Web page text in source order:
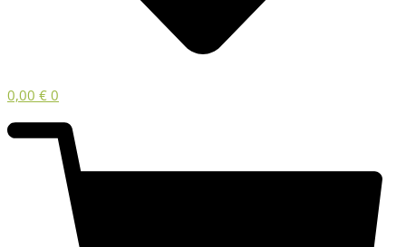
0,00 € 0